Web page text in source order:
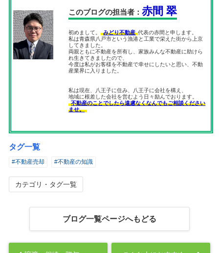
このブログの担当者：赤間 翠
初めまして。 みどり不動産 代表の赤間と申します。
私は青森県八戸市という漁港と工業で栄えた街から上京
してきました。
両親ともに不動産を所有し、家族みんな不動産に助けら
れ生きてきましたので、
今度は私がお客様を不動産で幸せにしたいと思い、不動
産業界に入りました。
私は現在、八王子に住み、八王子に会社を構え、
地域に根差した会社を営むよう日々励んでおります。
不動産のことでしたら遠慮なくなんでもご相談ください
ませ。
タグ一覧
#不動産売却 #不動産の知識
カテゴリ・タグ一覧
ブログ一覧ページへもどる